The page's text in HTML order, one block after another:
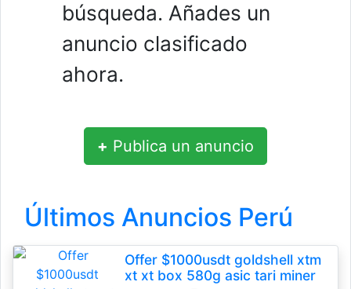
búsqueda. Añades un
anuncio clasificado
ahora.
+ Publica un anuncio
Últimos Anuncios Perú
Offer $1000usdt goldshell xtm
xt xt box 580g asic tari miner